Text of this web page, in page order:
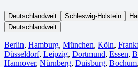
Deutschlandweit Schleswig-Holstein
Deutschlandweit
Berlin⁠, Hamburg, München, Köln⁠,
Düsseldorf, Leipzig, Dortmund, Essen,
Hannover, Nürnberg, Duisburg⁠, Bochum,